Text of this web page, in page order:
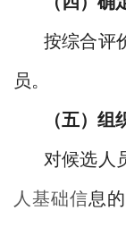
按综合评
员。
（五）组
对候选人
人基础信息